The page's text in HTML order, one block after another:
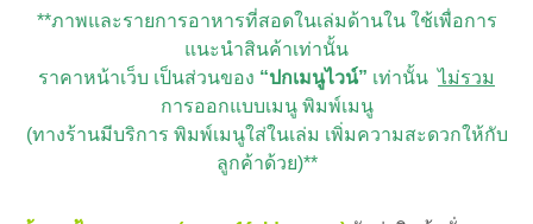
**ภาพและรายการอาหารที่สอดในเล่มด้านใน ใช้เพื่อการ
แนะนำสินค้าเท่านั้น
ราคาหน้าเว็บ เป็นส่วนของ “ปกเมนูไวน์” เท่านั้นไม่รวม
การออกแบบเมนู พิมพ์เมนู
(ทางร้านมีบริการ พิมพ์เมนูใส่ในเล่ม เพิ่มความสะดวกให้กับ
ลูกค้าด้วย)**